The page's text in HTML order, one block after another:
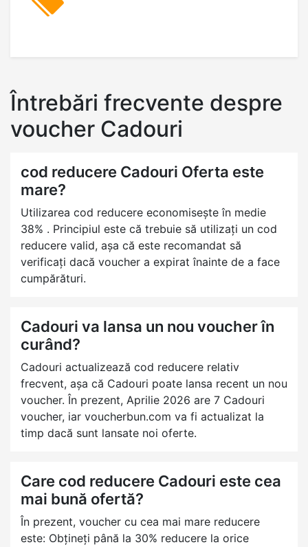
Întrebări frecvente despre
voucher Cadouri
cod reducere Cadouri Oferta este
mare?
Utilizarea cod reducere economisește în medie
38% . Principiul este că trebuie să utilizați un cod
reducere valid, așa că este recomandat să
verificați dacă voucher a expirat înainte de a face
cumpărături.
Cadouri va lansa un nou voucher în
curând?
Cadouri actualizează cod reducere relativ
frecvent, așa că Cadouri poate lansa recent un nou
voucher. În prezent, Aprilie 2026 are 7 Cadouri
voucher, iar voucherbun.com va fi actualizat la
timp dacă sunt lansate noi oferte.
Care cod reducere Cadouri este cea
mai bună ofertă?
În prezent, voucher cu cea mai mare reducere
este: Obțineți până la 30% reducere la orice